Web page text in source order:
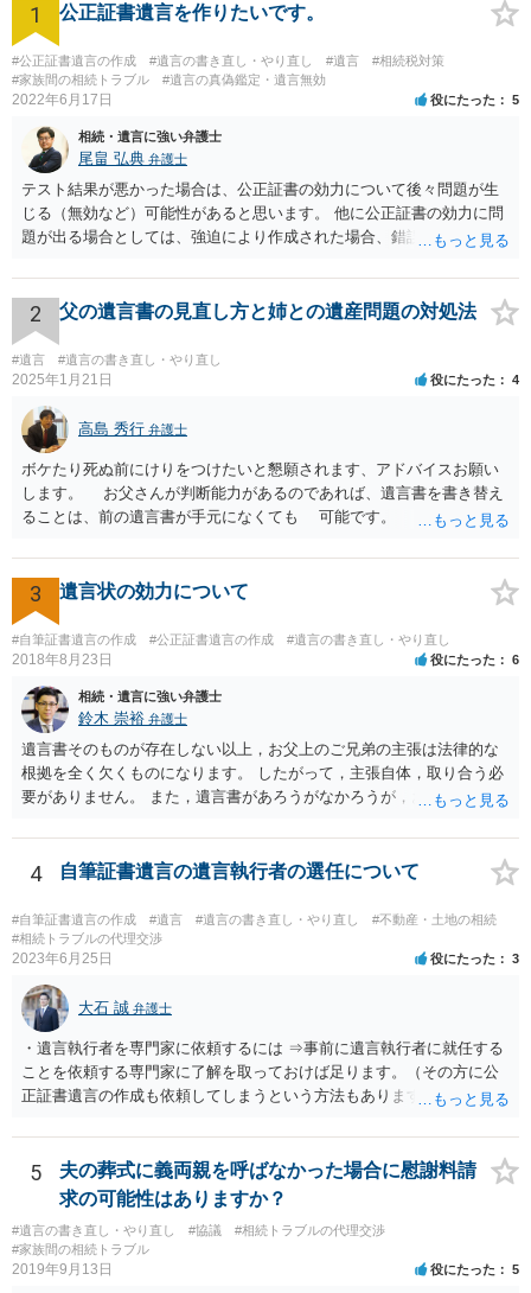
1 公正証書遺言を作りたいです。
#公正証書遺言の作成 #遺言の書き直し・やり直し #遺言
#相続税対策
#家族間の相続トラブル
#遺言の真偽鑑定・遺言無効
2022年6月17日 役にたった 5
相続・遺言に強い弁護士
尾畠 弘典 弁護士
テスト結果が悪かった場合は、公正証書の効力について後々問題が生
じる（無効など）可能性があると思います。 他に公正証書の効力に問
題が出る場合としては、強迫により作成された場合、錯誤（勘違い）
すが、弁護士に作成を依頼する場合は、１０～数十万円程度になるケ
ースが多いと思います。 報酬体系は、弁護士ごとに異なりますので一
律の基準はありません。
2 父の遺言書の見直し方と姉との遺産問題の対処法
#遺言 #遺言の書き直し・やり直し
2025年1月21日 役にたった 4
高島 秀行 弁護士
ボケたり死ぬ前にけりをつけたいと懇願されます、アドバイスお願い
します。 お父さんが判断能力があるのであれば、遺言書を書き替え
ることは、前の遺言書が手元になくても 可能です。 将来遺言の効
してもらって 診断書を取得して、公証役場へ行って公正証書遺言を
作成するのがよいと思います。 将来争われることが見込まれること
から、弁護士に依頼して手続きを進めた方がよいと思います。
3 遺言状の効力について
#自筆証書遺言の作成 #公正証書遺言の作成 #遺言の書き直し・やり直し
2018年8月23日 役にたった 6
相続・遺言に強い弁護士
鈴木 崇裕 弁護士
遺言書そのものが存在しない以上，お父上のご兄弟の主張は法律的な
根拠を全く欠くものになります。 したがって，主張自体，取り合う必
要がありません。 また，遺言書があろうがなかろうが，お父上のご兄
ご回答にもありますが， 代理人弁護士をたてて，その弁護士から相手
方に対して， ・相続に関する主張は法的根拠がなく，一切応じないこ
と ・今後一切の連絡をしてこないでほしいこと ・連絡を継続してくる
ようであれば警察への通報や法的措置も辞さないこと などを記載した
書面を発送してもらうことがよろしいように思います。
4 自筆証書遺言の遺言執行者の選任について
#自筆証書遺言の作成 #遺言 #遺言の書き直し・やり直し
#不動産・土地の相続
#相続トラブルの代理交渉
2023年6月25日 役にたった 3
大石 誠 弁護士
・遺言執行者を専門家に依頼するには ⇒事前に遺言執行者に就任する
ことを依頼する専門家に了解を取っておけば足ります。（その方に公
正証書遺言の作成も依頼してしまうという方法もあります） 事前に了
ません。 遺言執行者に就任し、遺言執行が完了したときの報酬だけ、
弁護士費用としてかかります。 ・亡くなった際に、法務局に預けた自
筆証書遺言の存在を親族がなかったものにされる可能性 ⇒自筆の遺言
書を法務局に保管した場合、死亡後、法務局に遺言書の有無を照会す
ることになりますので、「法務局に預けた自筆証書遺言の存在を親族
がなかったもの」にすることはできません。 存在をなかったものにす
5
夫の葬式に義両親を呼ばなかった場合に慰謝料請
求の可能性はありますか？
#遺言の書き直し・やり直し #協議
#相続トラブルの代理交渉
#家族間の相続トラブル
2019年9月13日 役にたった 5